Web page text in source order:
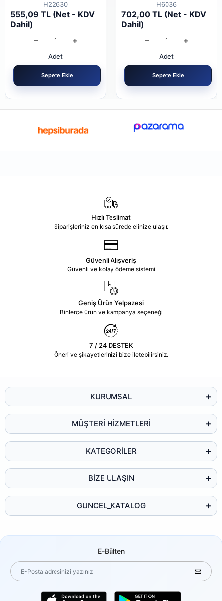
H22630
555,09 TL (Net - KDV
Dahil)
Adet
Sepete Ekle
H6036
702,00 TL (Net - KDV
Dahil)
Adet
Sepete Ekle
Hızlı Teslimat
Siparişleriniz en kısa sürede elinize ulaşır.
Güvenli Alışveriş
Güvenli ve kolay ödeme sistemi
Geniş Ürün Yelpazesi
Binlerce ürün ve kampanya seçeneği
7 / 24 DESTEK
Öneri ve şikayetlerinizi bize iletebilirsiniz.
KURUMSAL
MÜŞTERİ HİZMETLERİ
KATEGORİLER
BİZE ULAŞIN
GUNCEL_KATALOG
E-Bülten